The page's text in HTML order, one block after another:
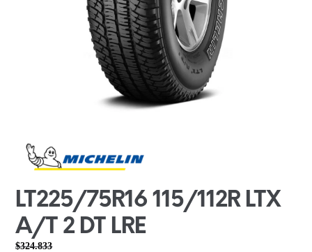
LT225/75R16 115/112R LTX
A/T 2 DT LRE
$324.833